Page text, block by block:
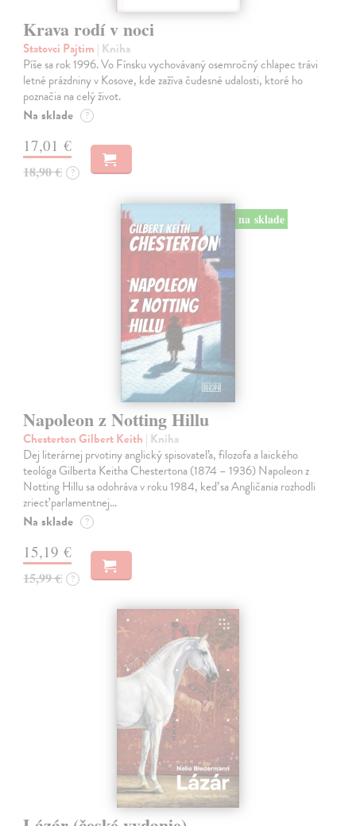
Krava rodí v noci
Statovci Pajtim | Kniha
Píše sa rok 1996. Vo Fínsku vychovávaný osemročný chlapec trávi
letné prázdniny v Kosove, kde zažíva čudesné udalosti, ktoré ho
poznačia na celý život.
Na sklade ?
17,01 €
18,90 € ?
na sklade
Napoleon z Notting Hillu
Chesterton Gilbert Keith | Kniha
Dej literárnej prvotiny anglický spisovateľa, filozofa a laického
teológa Gilberta Keitha Chestertona (1874 – 1936) Napoleon z
Notting Hillu sa odohráva v roku 1984, keď sa Angličania rozhodli
zriecť parlamentnej…
Na sklade ?
15,19 €
15,99 € ?